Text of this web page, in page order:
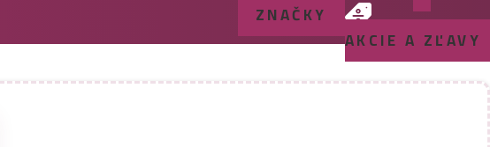
ZNAČKY
AKCIE A ZĽAVY